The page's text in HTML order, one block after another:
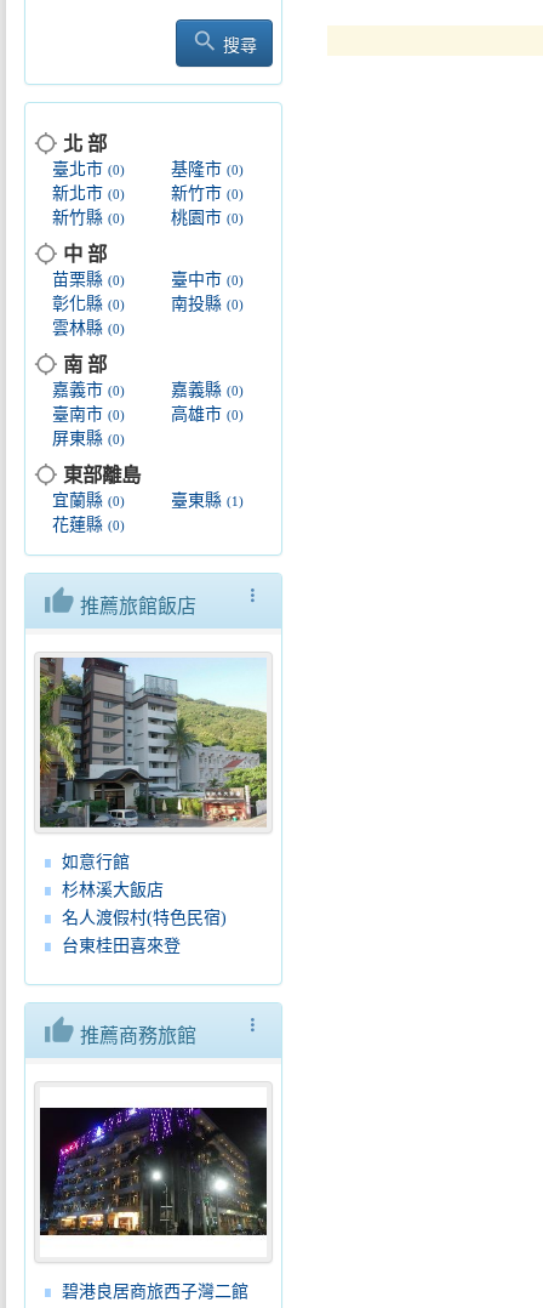
search 搜尋
location_searching 北 部
臺北市 (0) 基隆市(0)
新北市 (0) 新竹市(0)
新竹縣 (0) 桃園市(0)
location_searching 中 部
苗栗縣 (0) 臺中市(0)
彰化縣 (0) 南投縣(0)
雲林縣 (0)
location_searching 南 部
嘉義市 (0) 嘉義縣(0)
臺南市 (0) 高雄市(0)
屏東縣 (0)
location_searching 東部離島
宜蘭縣 (0) 臺東縣(1)
花蓮縣 (0)
more_vert
thumb_up 推薦旅館飯店
如意行館
杉林溪大飯店
名人渡假村(特色民宿)
台東桂田喜來登
more_vert
thumb_up 推薦商務旅館
碧港良居商旅西子灣二館